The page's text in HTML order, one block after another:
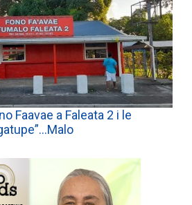
Faavae a Faleata 2 i le